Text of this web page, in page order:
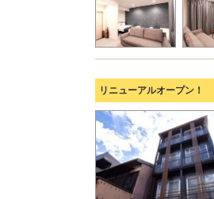
リニューアルオープン！